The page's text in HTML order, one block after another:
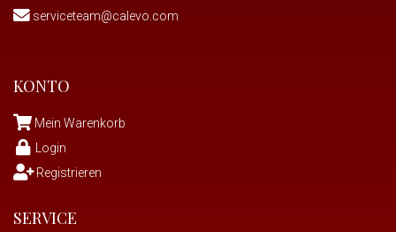
serviceteam@calevo.com
KONTO
Mein Warenkorb
Login
Registrieren
SERVICE